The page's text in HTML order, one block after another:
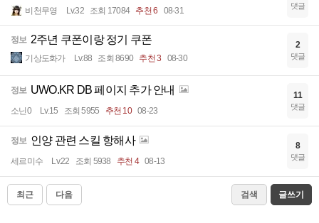
비천무영 Lv.32 조회 17084 추천 6 08-31 댓글
정보 2주년 쿠폰이랑 정기 쿠폰
기상도화가 Lv.88 조회 8690 추천 3 08-30
2
댓글
정보 UWO.KR DB 페이지 추가 안내
소닌0 Lv.15 조회 5955 추천 10 08-23
11
댓글
정보 인양 관련 스킬 항해사
세르미수 Lv.22 조회 5938 추천 4 08-13
8
댓글
최근 다음 검색 글쓰기